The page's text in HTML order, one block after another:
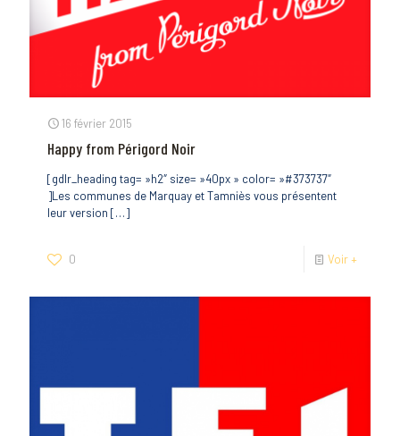
16 février 2015
Happy from Périgord Noir
[gdlr_heading tag= »h2″ size= »40px » color= »#373737″
]Les communes de Marquay et Tamniès vous présentent
leur version […]
0 Voir +